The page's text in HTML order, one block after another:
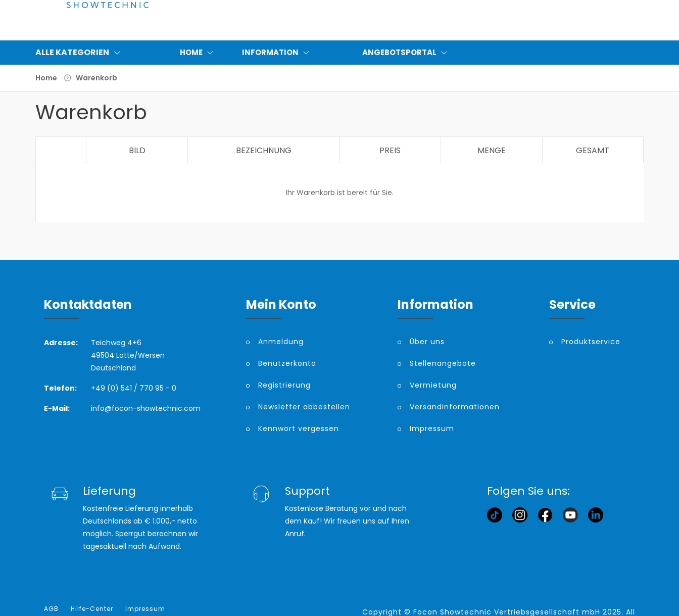
ALLE KATEGORIEN HOME INFORMATION ANGEBOTSPORTAL
Home Warenkorb
Warenkorb
BILD BEZEICHNUNG PREIS MENGE GESAMT
Ihr Warenkorb ist bereit für Sie.
Kontaktdaten
Adresse:
Teichweg 4+6
49504 Lotte/Wersen
Deutschland
Telefon:
+49 (0) 541 / 770 95 - 0
E-Mail:
info@focon-showtechnic.com
Mein Konto
Anmeldung
Benutzerkonto
Registrierung
Newsletter abbestellen
Kennwort vergessen
Information
Über uns
Stellenangebote
Vermietung
Versandinformationen
Impressum
Service
Produktservice
Lieferung
Kostenfreie Lieferung innerhalb
Deutschlands ab € 1.000,- netto
möglich. Sperrgut berechnen wir
tagesaktuell nach Aufwand.
Support
Kostenlose Beratung vor und nach
dem Kauf! Wir freuen uns auf Ihren
Anruf.
Folgen Sie uns:
AGB Hilfe-Center Impressum Copyright © Focon Showtechnic Vertriebsgesellschaft mbH 2025. All